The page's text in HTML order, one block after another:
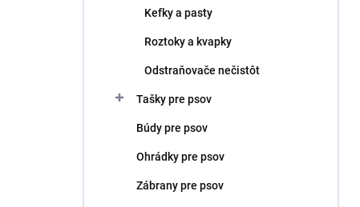
Kefky a pasty
Roztoky a kvapky
Odstraňovače nečistôt
Tašky pre psov
Búdy pre psov
Ohrádky pre psov
Zábrany pre psov